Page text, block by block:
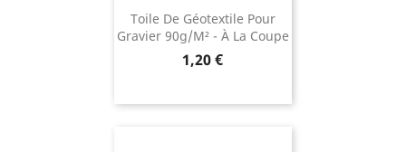
Toile De Géotextile Pour
Gravier 90g/m² - À La Coupe
Prix
1,20 €